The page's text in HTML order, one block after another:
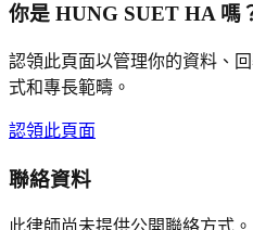
你是 HUNG SUET HA嗎
認領此頁面以管理你的資料、
式和專長範疇。
認領此頁面
聯絡資料